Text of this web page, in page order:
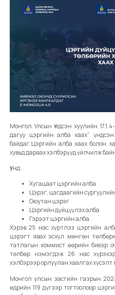
Монгол Улсын Үндсэн хуулийн
дагуу цэргийн алба хаах”
байдаг. Цэргийн алба хаах болон
хувьд дараах хэлбэрүүд үйлчилж
Үүнд:
Хугацаат цэргийн алба
Цэрэг, цагдаагийн
Оюутан цэрэг
Цэргийн дүйцүүлэх алба
Гэрээт цэргийн алба
Хэрэв 25 нас хүртлээ цэргийн
цэрэгт явах эсхүл мөнгөн
татлагын коммист өөрийн биеэр
төлбөр нэмэгдэж 26 нас
хэлбэрээр орлуулан хаалгах хүсэлт
Монгол улсын засгийн газрын
өдрийн 119 дүгээр тогтоолоор